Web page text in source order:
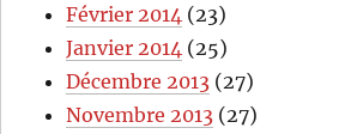
Février 2014 (23)
Janvier 2014 (25)
Décembre 2013 (27)
Novembre 2013 (27)